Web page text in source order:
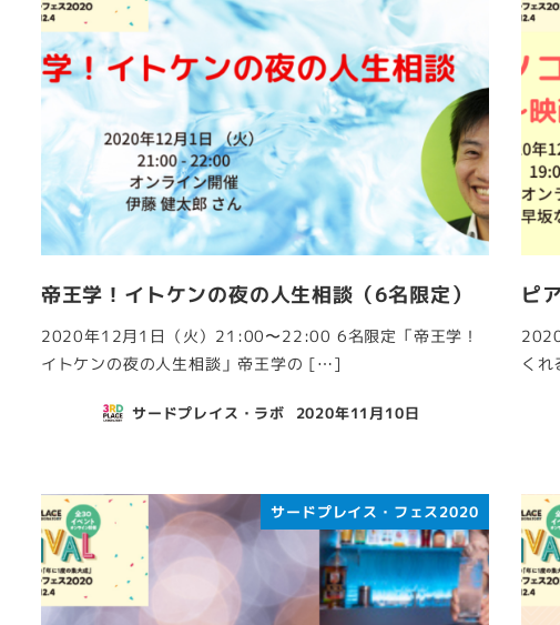
帝王学！イトケンの夜の人生相談（6名限定）
2020年12月1日（火）21:00〜22:00 6名限定「帝王学！
イトケンの夜の人生相談」帝王学の […]
サードプレイス・ラボ
投稿日
2020年11月10日
ピ
く
サードプレイス・フェス2020